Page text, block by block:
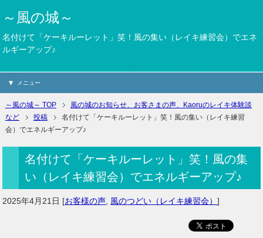
～風の城～
名付けて「ケーキルーレット」笑！風の集い（レイキ練習会）でエネ
ルギーアップ♪
メニュー
～風の城～ TOP
風の城のお知らせ、お客さまの声、Kaoruのレイキ体験談
など
投稿
名付けて「ケーキルーレット」笑！風の集い（レイキ練習
会）でエネルギーアップ♪
名付けて「ケーキルーレット」笑！風の集
い（レイキ練習会）でエネルギーアップ♪
2025年4月21日 [お客様の声 風のつどい（レイキ練習会）]